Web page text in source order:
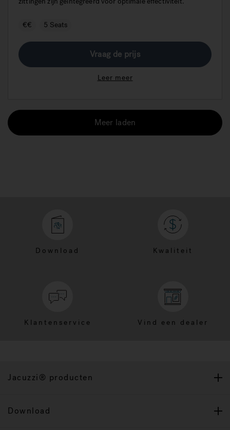
€€ 5 Seats
Vraag de prijs
Leer meer
Meer laden
Download Kwaliteit
Klantenservice Vind een dealer
Jacuzzi® producten
Download